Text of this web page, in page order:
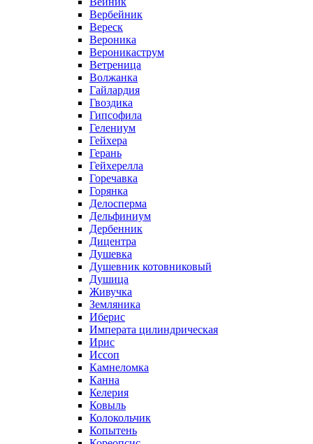
Вербейник
Вереск
Вероника
Вероникаструм
Ветреница
Волжанка
Гайлардия
Гвоздика
Гипсофила
Гелениум
Гейхера
Герань
Гейхерелла
Горечавка
Горянка
Делосперма
Дельфиниум
Дербенник
Дицентра
Душевка
Душевник котовниковый
Душица
Живучка
Земляника
Иберис
Императа цилиндрическая
Ирис
Иссоп
Камнеломка
Канна
Келерия
Ковыль
Колокольчик
Копытень